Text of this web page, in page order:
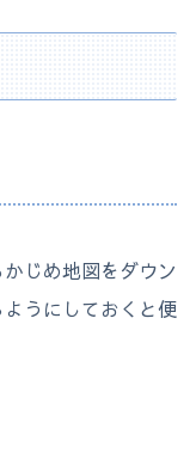
じめ地図をダウン
うにしておくと便